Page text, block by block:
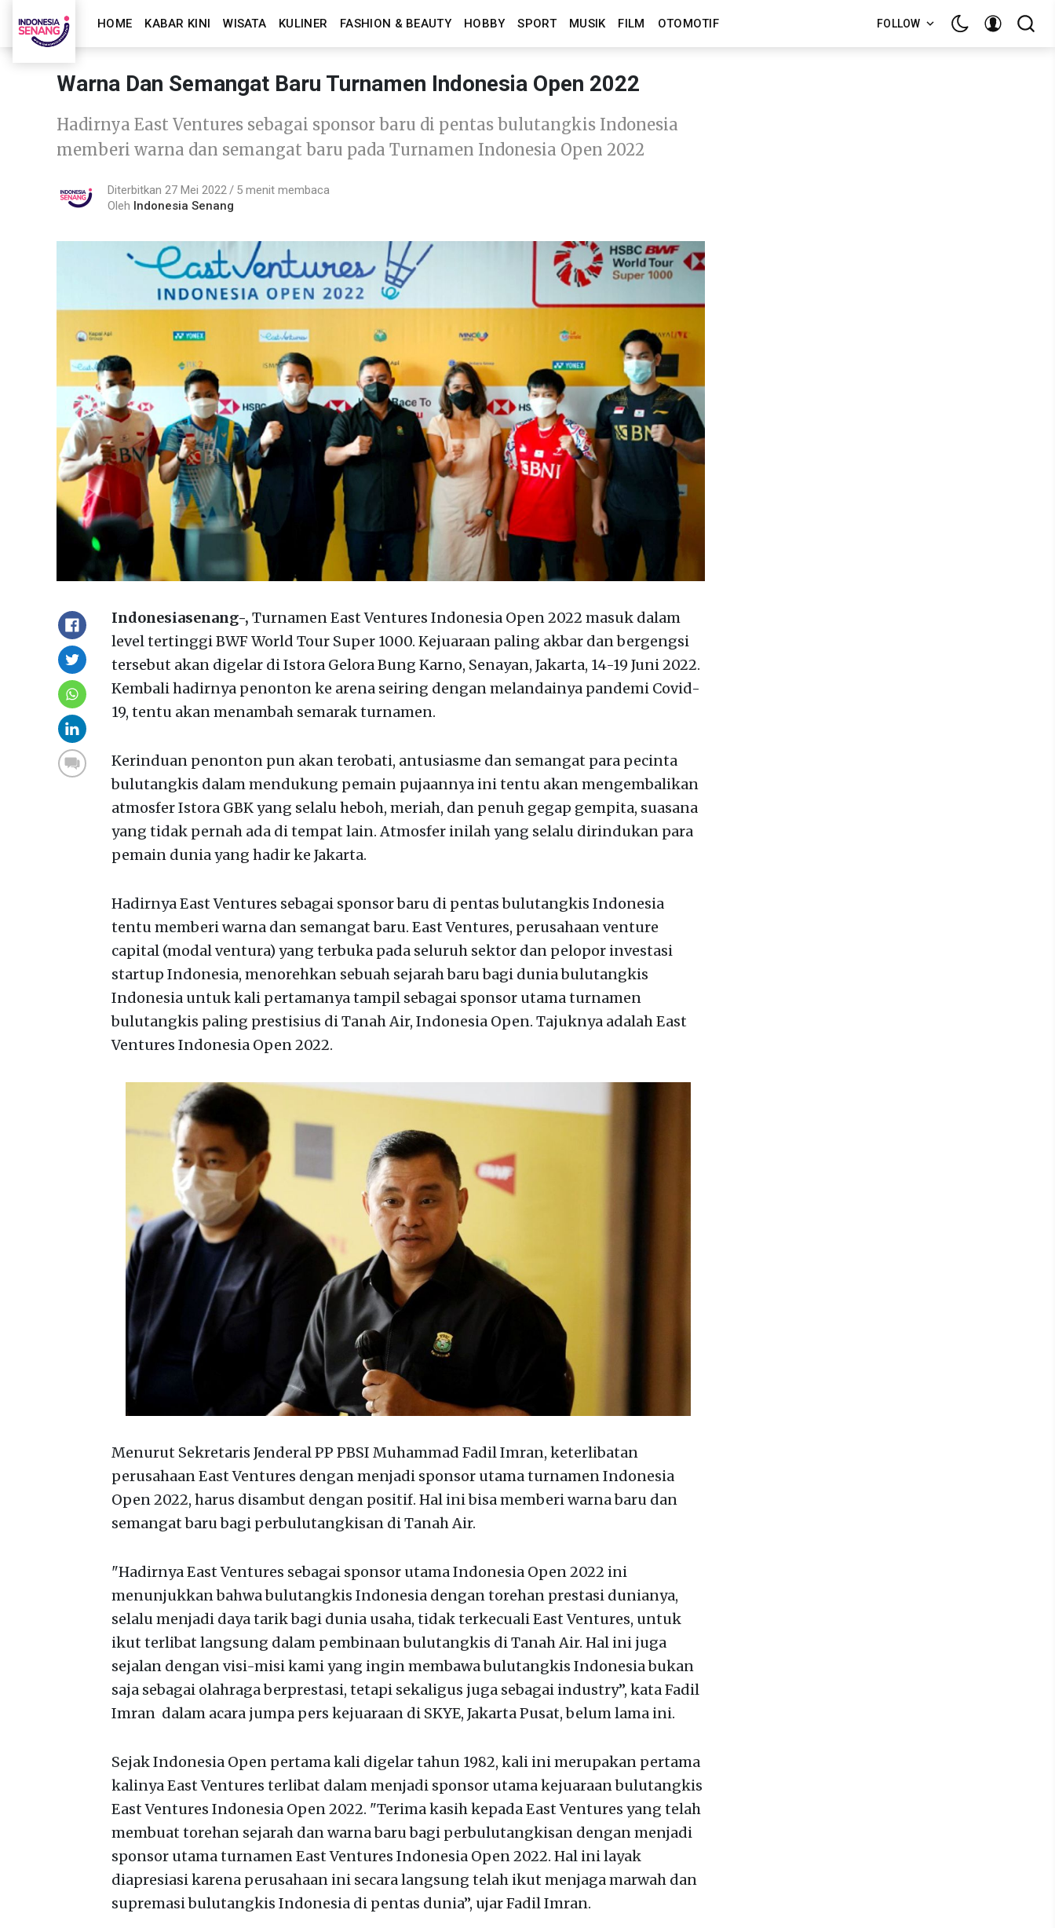
HOME KABAR KINI WISATA KULINER FASHION & BEAUTY HOBBY SPORT MUSIK FILM OTOMOTIF FOLLOW
Warna Dan Semangat Baru Turnamen Indonesia Open 2022
Hadirnya East Ventures sebagai sponsor baru di pentas bulutangkis Indonesia
memberi warna dan semangat baru pada Turnamen Indonesia Open 2022
Diterbitkan 27 Mei 2022
5 menit membaca
Oleh Indonesia Senang
Indonesiasenang-, Turnamen East Ventures Indonesia Open 2022 masuk dalam
level tertinggi BWF World Tour Super 1000. Kejuaraan paling akbar dan bergengsi
tersebut akan digelar di Istora Gelora Bung Karno, Senayan, Jakarta, 14-19 Juni 2022.
Kembali hadirnya penonton ke arena seiring dengan melandainya pandemi Covid-
19, tentu akan menambah semarak turnamen.
Kerinduan penonton pun akan terobati, antusiasme dan semangat para pecinta
bulutangkis dalam mendukung pemain pujaannya ini tentu akan mengembalikan
atmosfer Istora GBK yang selalu heboh, meriah, dan penuh gegap gempita, suasana
yang tidak pernah ada di tempat lain. Atmosfer inilah yang selalu dirindukan para
pemain dunia yang hadir ke Jakarta.
Hadirnya East Ventures sebagai sponsor baru di pentas bulutangkis Indonesia
tentu memberi warna dan semangat baru. East Ventures, perusahaan venture
capital (modal ventura) yang terbuka pada seluruh sektor dan pelopor investasi
startup Indonesia, menorehkan sebuah sejarah baru bagi dunia bulutangkis
Indonesia untuk kali pertamanya tampil sebagai sponsor utama turnamen
bulutangkis paling prestisius di Tanah Air, Indonesia Open. Tajuknya adalah East
Ventures Indonesia Open 2022.
Menurut Sekretaris Jenderal PP PBSI Muhammad Fadil Imran, keterlibatan
perusahaan East Ventures dengan menjadi sponsor utama turnamen Indonesia
Open 2022, harus disambut dengan positif. Hal ini bisa memberi warna baru dan
semangat baru bagi perbulutangkisan di Tanah Air.
"Hadirnya East Ventures sebagai sponsor utama Indonesia Open 2022 ini
menunjukkan bahwa bulutangkis Indonesia dengan torehan prestasi dunianya,
selalu menjadi daya tarik bagi dunia usaha, tidak terkecuali East Ventures, untuk
ikut terlibat langsung dalam pembinaan bulutangkis di Tanah Air. Hal ini juga
sejalan dengan visi-misi kami yang ingin membawa bulutangkis Indonesia bukan
saja sebagai olahraga berprestasi, tetapi sekaligus juga sebagai industry”, kata Fadil
Imran dalam acara jumpa pers kejuaraan di SKYE, Jakarta Pusat, belum lama ini.
Sejak Indonesia Open pertama kali digelar tahun 1982, kali ini merupakan pertama
kalinya East Ventures terlibat dalam menjadi sponsor utama kejuaraan bulutangkis
East Ventures Indonesia Open 2022. "Terima kasih kepada East Ventures yang telah
membuat torehan sejarah dan warna baru bagi perbulutangkisan dengan menjadi
sponsor utama turnamen East Ventures Indonesia Open 2022. Hal ini layak
diapresiasi karena perusahaan ini secara langsung telah ikut menjaga marwah dan
supremasi bulutangkis Indonesia di pentas dunia”, ujar Fadil Imran.